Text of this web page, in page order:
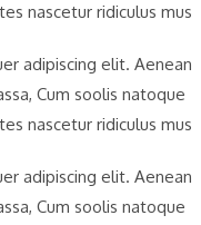
nascetur ridiculus mus
adipiscing elit. Aenean
Cum soolis natoque
nascetur ridiculus mus
adipiscing elit. Aenean
Cum soolis natoque